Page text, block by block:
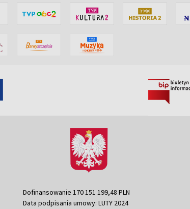
Dofinansowanie 170 151 199,48 PLN
Data podpisania umowy: LUTY 2024